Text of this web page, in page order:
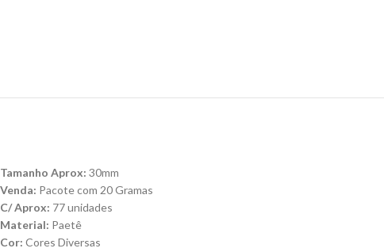
Tamanho Aprox: 30mm
Venda: Pacote com 20 Gramas
C/ Aprox: 77 unidades
Material: Paetê
Cor: Cores Diversas